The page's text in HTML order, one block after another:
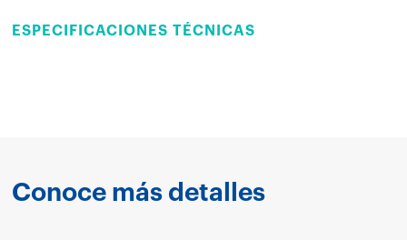
Conoce más detalles
ESPECIFICACIONES TÉCNICAS